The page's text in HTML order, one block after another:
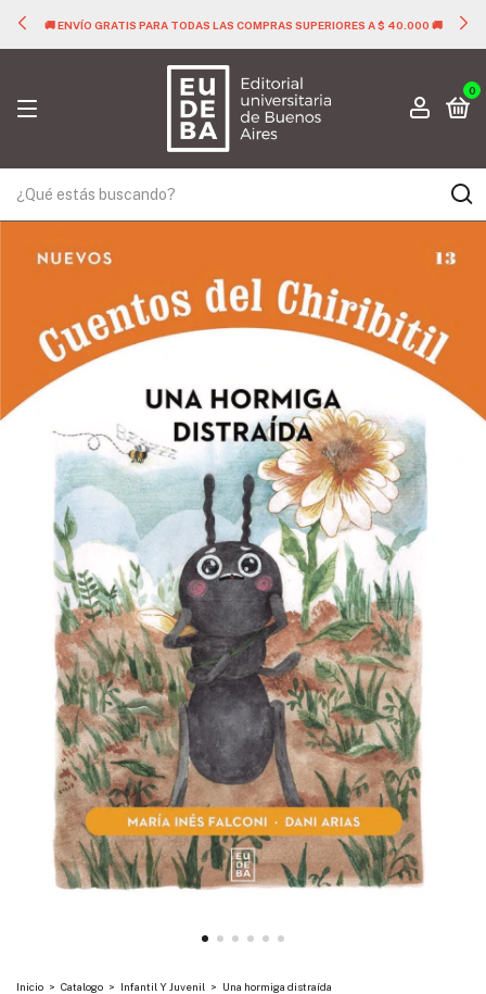
🚚 ENVÍO GRATIS PARA TODAS LAS COMPRAS SUPERIORES A $ 40.000 🚚
0
Inicio > Catalogo > Infantil Y Juvenil > Una hormiga distraída